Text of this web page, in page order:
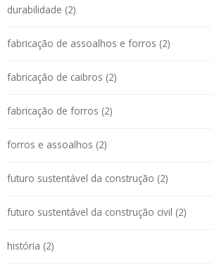
durabilidade (2)
fabricação de assoalhos e forros (2)
fabricação de caibros (2)
fabricação de forros (2)
forros e assoalhos (2)
futuro sustentável da construção (2)
futuro sustentável da construção civil (2)
história (2)